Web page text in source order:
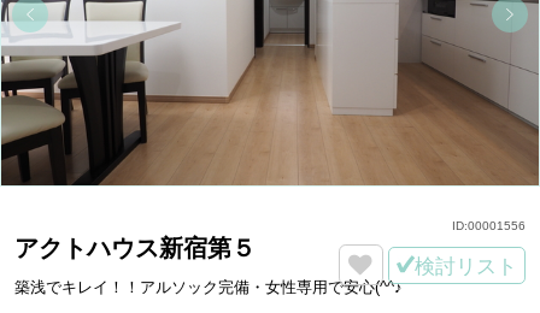
アクトハウス新宿第５
築浅でキレイ！！アルソック完備・女性専用で安心(^^♪
検討リスト
ID:00001556